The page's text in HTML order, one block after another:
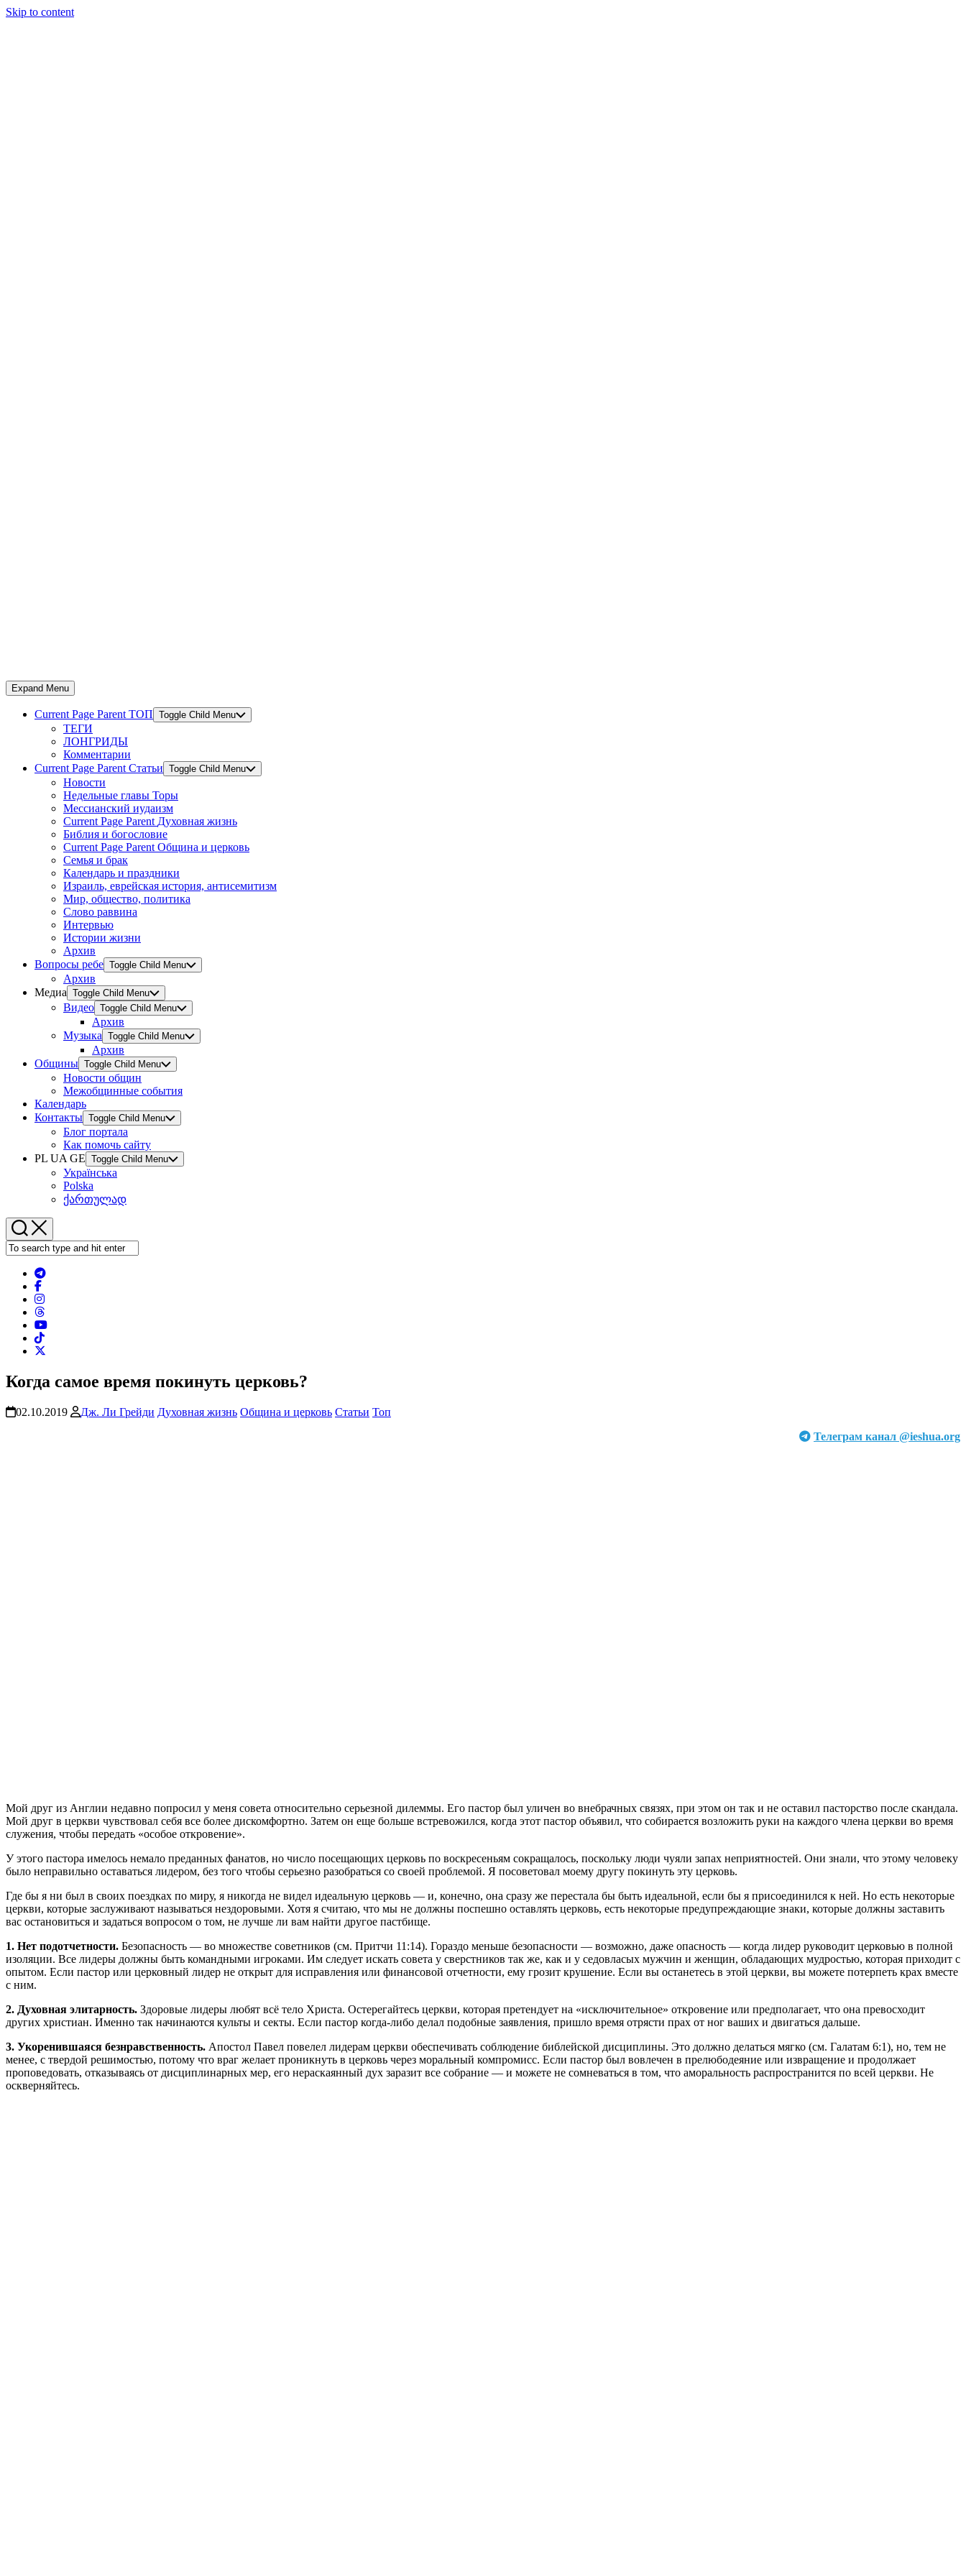
Skip to content
Expand Menu
Current Page Parent ТОП Toggle Child Menu
ТЕГИ
ЛОНГРИДЫ
Комментарии
Current Page Parent Статьи Toggle Child Menu
Новости
Недельные главы Торы
Мессианский иудаизм
Current Page Parent Духовная жизнь
Библия и богословие
Current Page Parent Община и церковь
Семья и брак
Календарь и праздники
Израиль, еврейская история, антисемитизм
Мир, общество, политика
Слово раввина
Интервью
Истории жизни
Архив
Вопросы ребе Toggle Child Menu
Архив
Медиа Toggle Child Menu
Видео Toggle Child Menu
Архив
Музыка Toggle Child Menu
Архив
Общины Toggle Child Menu
Новости общин
Межобщинные события
Календарь
Контакты Toggle Child Menu
Блог портала
Как помочь сайту
PL UA GE Toggle Child Menu
Українська
Polska
ქართულად
Когда самое время покинуть церковь?
02.10.2019 Дж. Ли Грейди Духовная жизнь Община и церковь Статьи Топ
Телеграм канал @ieshua.org
Мой друг из Англии недавно попросил у меня совета относительно серьезной дилеммы. Его пастор был уличен во внебрачных связях, при этом он так и не оставил пасторство после скандала.
Мой друг в церкви чувствовал себя все более дискомфортно. Затем он еще больше встревожился, когда этот пастор объявил, что собирается возложить руки на каждого члена церкви во время
служения, чтобы передать «особое откровение».
У этого пастора имелось немало преданных фанатов, но число посещающих церковь по воскресеньям сокращалось, поскольку люди чуяли запах неприятностей. Они знали, что этому человеку
было неправильно оставаться лидером, без того чтобы серьезно разобраться со своей проблемой. Я посоветовал моему другу покинуть эту церковь.
Где бы я ни был в своих поездках по миру, я никогда не видел идеальную церковь — и, конечно, она сразу же перестала бы быть идеальной, если бы я присоединился к ней. Но есть некоторые
церкви, которые заслуживают называться нездоровыми. Хотя я считаю, что мы не должны поспешно оставлять церковь, есть некоторые предупреждающие знаки, которые должны заставить
вас остановиться и задаться вопросом о том, не лучше ли вам найти другое пастбище.
1. Нет подотчетности. Безопасность — во множестве советников (см. Притчи 11:14). Гораздо меньше безопасности — возможно, даже опасность — когда лидер руководит церковью в полной
изоляции. Все лидеры должны быть командными игроками. Им следует искать совета у сверстников так же, как и у седовласых мужчин и женщин, обладающих мудростью, которая приходит с
опытом. Если пастор или церковный лидер не открыт для исправления или финансовой отчетности, ему грозит крушение. Если вы останетесь в этой церкви, вы можете потерпеть крах вместе
с ним.
2. Духовная элитарность. Здоровые лидеры любят всё тело Христа. Остерегайтесь церкви, которая претендует на «исключительное» откровение или предполагает, что она превосходит
других христиан. Именно так начинаются культы и секты. Если пастор когда-либо делал подобные заявления, пришло время отрясти прах от ног ваших и двигаться дальше.
3. Укоренившаяся безнравственность. Апостол Павел повелел лидерам церкви обеспечивать соблюдение библейской дисциплины. Это должно делаться мягко (см. Галатам 6:1), но, тем не
менее, с твердой решимостью, потому что враг желает проникнуть в церковь через моральный компромисс. Если пастор был вовлечен в прелюбодеяние или извращение и продолжает
проповедовать, отказываясь от дисциплинарных мер, его нераскаянный дух заразит все собрание — и можете не сомневаться в том, что аморальность распространится по всей церкви. Не
оскверняйтесь.